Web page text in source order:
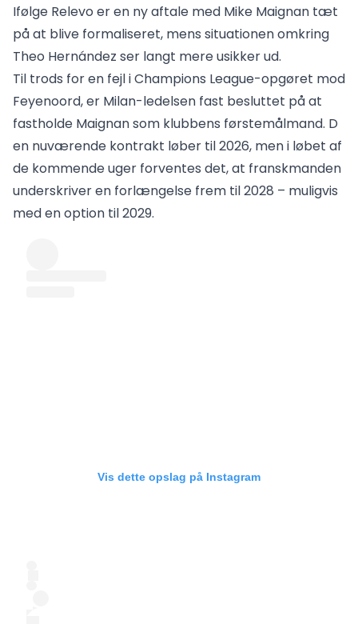
Ifølge Relevo er en ny aftale med Mike Maignan tæt
på at blive formaliseret, mens situationen omkring
Theo Hernández ser langt mere usikker ud.
Til trods for en fejl i Champions League-opgøret mod
Feyenoord, er Milan-ledelsen fast besluttet på at
fastholde Maignan som klubbens førstemålmand. D
en nuværende kontrakt løber til 2026, men i løbet af
de kommende uger forventes det, at franskmanden
underskriver en forlængelse frem til 2028 – muligvis
med en option til 2029.
Vis dette opslag på Instagram